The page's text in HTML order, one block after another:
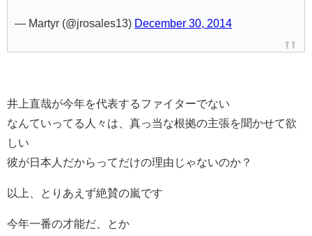
— Martyr (@jrosales13) December 30, 2014
井上直哉が今年を代表するファイターでない
なんていってる人々は、真っ当な根拠の主張を聞かせて欲
しい
彼が日本人だからってだけの理由じゃないのか？
以上、とりあえず絶賛の嵐です
今年一番の才能だ、とか